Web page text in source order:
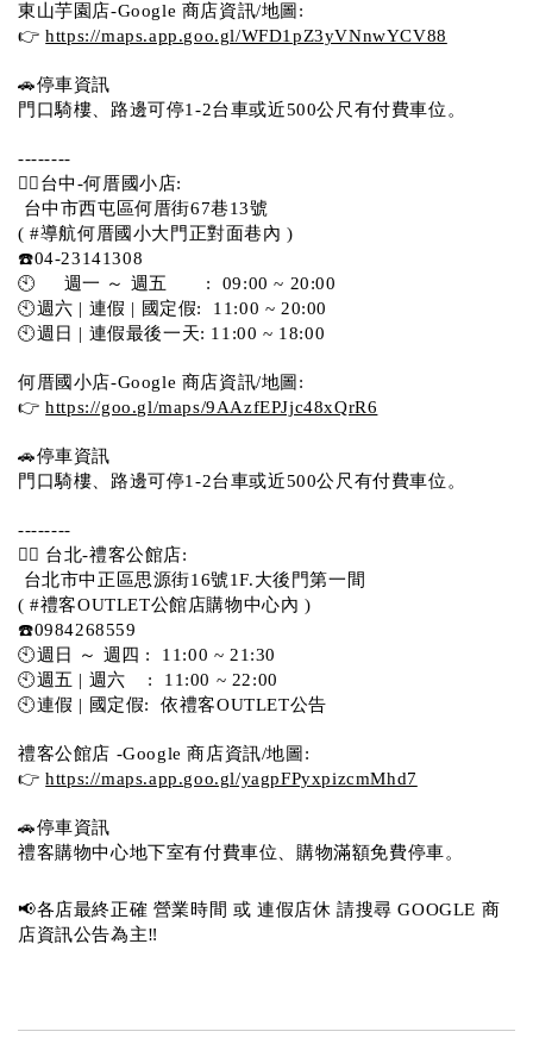
東山芋園店-Google 商店資訊/地圖:
👉 https://maps.app.goo.gl/WFD1pZ3yVNnwYCV88
🚗停車資訊
門口騎樓、路邊可停1-2台車或近500公尺有付費車位。
--------
💁‍♀️台中-何厝國小店:
台中市西屯區何厝街67巷13號
( #導航何厝國小大門正對面巷內 )
☎️04-23141308
🕙     週一 ～ 週五       :  09:00 ~ 20:00
🕙週六 | 連假 | 國定假:  11:00 ~ 20:00
🕙週日 | 連假最後一天: 11:00 ~ 18:00
何厝國小店-Google 商店資訊/地圖:
👉 https://goo.gl/maps/9AAzfEPJjc48xQrR6
🚗停車資訊
門口騎樓、路邊可停1-2台車或近500公尺有付費車位。
--------
💁‍♀️ 台北-禮客公館店:
台北市中正區思源街16號1F.大後門第一間
( #禮客OUTLET公館店購物中心內 )
☎️0984268559
🕙週日 ～ 週四 :  11:00 ~ 21:30
🕙週五 | 週六    :  11:00 ~ 22:00
🕙連假 | 國定假:  依禮客OUTLET公告
禮客公館店 -Google 商店資訊/地圖:
👉 https://maps.app.goo.gl/yagpFPyxpizcmMhd7
🚗停車資訊
禮客購物中心地下室有付費車位、購物滿額免費停車。
📢各店最終正確 營業時間 或 連假店休 請搜尋 GOOGLE 商
店資訊公告為主‼️